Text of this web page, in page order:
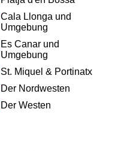
Cala Llonga und
Umgebung
Es Canar und
Umgebung
St. Miquel & Portinatx
Der Nordwesten
Der Westen